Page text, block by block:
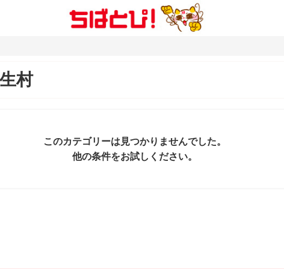
村
このカテゴリーは見つかりませんでした。
他の条件をお試しください。